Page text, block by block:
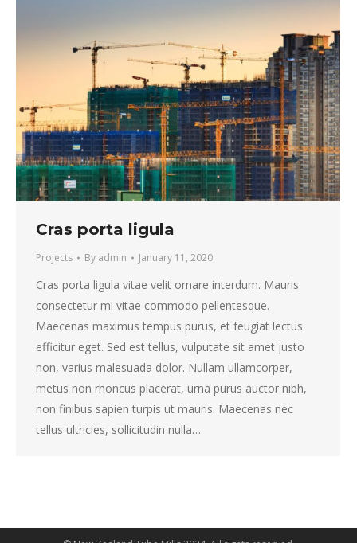
Cras porta ligula
Projects By admin January 11, 2020
Cras porta ligula vitae velit ornare interdum. Mauris
consectetur mi vitae commodo pellentesque.
Maecenas maximus tempus purus, et feugiat lectus
efficitur eget. Sed est tellus, vulputate sit amet justo
non, varius malesuada dolor. Nullam ullamcorper,
metus non rhoncus placerat, urna purus auctor nibh,
non finibus sapien turpis ut mauris. Maecenas nec
tellus ultricies, sollicitudin nulla…